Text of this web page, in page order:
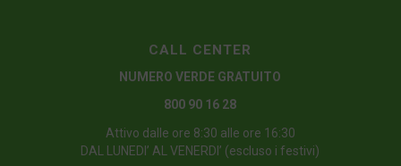
CALL CENTER
NUMERO VERDE GRATUITO
800 90 16 28
Attivo dalle ore 8:30 alle ore 16:30
DAL LUNEDI’ AL VENERDI’ (escluso i festivi)